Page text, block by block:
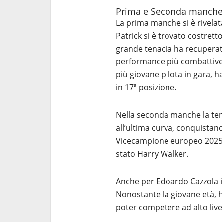
Prima e Seconda manche
La prima manche si è
Patrick si è trovato
grande tenacia ha
performance più
più giovane pilota in gara,
in 17ª posizione.
Nella seconda manche la
all’ultima curva,
Vicecampione europeo
stato Harry Walker.
Anche per Edoardo
Nonostante la giovane età,
poter competere ad alto